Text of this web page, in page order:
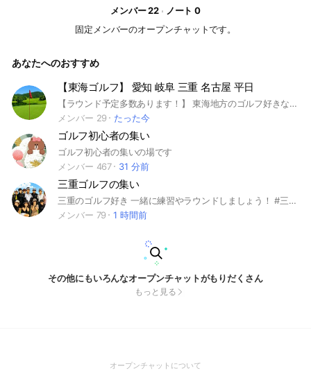
メンバー 22
ノート 0
固定メンバーのオープンチャットです。
あなたへのおすすめ
【東海ゴルフ】 愛知 岐阜 三重 名古屋 平日
【ラウンド予定多数あります！】 東海地方のゴルフ好きな方を募集してます⛳️ 愛知 岐阜 三重のゴルフ場に平日に行ける方是非ご一緒しませんか？(^^) メンバーさんは皆さんマナーよく毎回笑いながらのラウンドですのでスコアに自信の無い方も是非どうぞ☺️ 参加資格はゴルフが好きなら誰でもOKです ラウンド参加型なので参加出来る方のみお願いします！ 性別も年齢も関係無く皆んなで楽しくラウンド⛳しましょう！ #ゴルフ#ラウンド#愛知#岐阜#三重#東海#名古屋#平日#平日ゴルフ#平日ラウンド#ゴルフ好き#ゴルフ男子#ゴルフ女子#楽しい#男子#女子#ランチ#グルメ#オシャレ#お洒落#おしゃれ#ゴルフウェア#楽しい#楽しむ#トーク#雑談#ゴルフトーク#ゴルフ談義#暇#暇つぶし
メンバー 29
たった今
ゴルフ初心者の集い
ゴルフ初心者の集いの場です
メンバー 467
31 分前
三重ゴルフの集い
三重のゴルフ好き 一緒に練習やラウンドしましょう！ #三重 #ゴルフ #東海 ＃初心者 ＃愛知
メンバー 79
1 時間前
その他にもいろんなオープンチャットがもりだくさん
もっと見る
オープンチャットについて